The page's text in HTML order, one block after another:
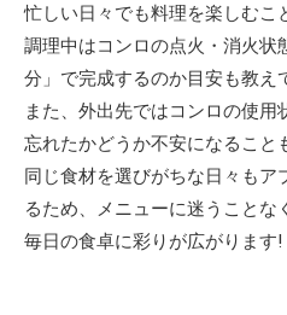
忙しい日々でも料理を楽しむこ
調理中はコンロの点火・消火状
分」で完成するのか目安も教え
また、外出先ではコンロの使用
忘れたかどうか不安になること
同じ食材を選びがちな日々もア
るため、メニューに迷うことな
毎日の食卓に彩りが広がります!